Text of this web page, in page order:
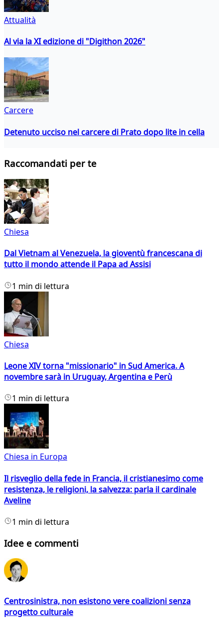
Attualità
Al via la XI edizione di "Digithon 2026"
Carcere
Detenuto ucciso nel carcere di Prato dopo lite in cella
Raccomandati per te
Chiesa
Dal Vietnam al Venezuela, la gioventù francescana di
tutto il mondo attende il Papa ad Assisi
1 min di lettura
Chiesa
Leone XIV torna "missionario" in Sud America. A
novembre sarà in Uruguay, Argentina e Perù
1 min di lettura
Chiesa in Europa
Il risveglio della fede in Francia, il cristianesimo come
resistenza, le religioni, la salvezza: parla il cardinale
Aveline
1 min di lettura
Idee e commenti
Centrosinistra, non esistono vere coalizioni senza
progetto culturale